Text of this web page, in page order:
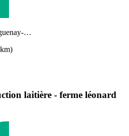
…
)
laitière - ferme léonard